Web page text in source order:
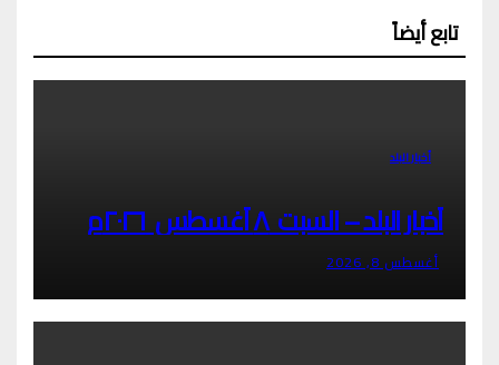
تابع أيضاً
أخبار البلد
أخبار البلد – السبت ٨ أغسطس ٢٠٢٦م
أغسطس 8, 2026